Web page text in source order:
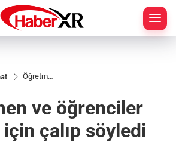
Öğretmen
Çermik
için çalıp
ve öğrenciler
çalıp söyledi